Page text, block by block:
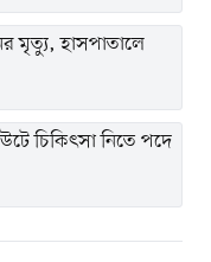
মৃত্যু, হাসপাতালে
চিকিৎসা নিতে পদে